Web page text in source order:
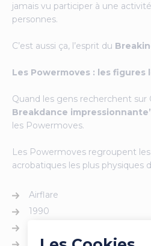
jamais vu participer à une
personnes.
C’est aussi ça, l’esprit du
Les Powermoves : les
Quand les gens recherchent sur
Breakdance
les Powermoves.
Les Powermoves regroupent
acrobatiques les plus physiques
Airflare
1990